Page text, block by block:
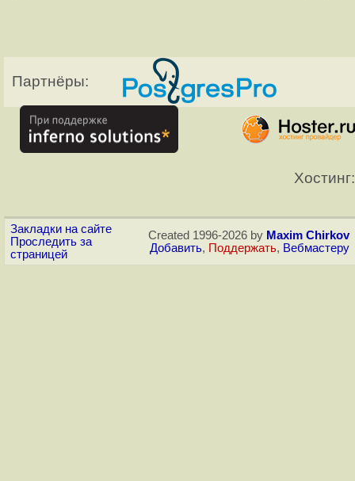
Партнёры:
Хостинг:
Закладки на сайте
Проследить за
страницей
Created 1996-2026 by Maxim Chirkov
Добавить, Поддержать, Вебмастеру